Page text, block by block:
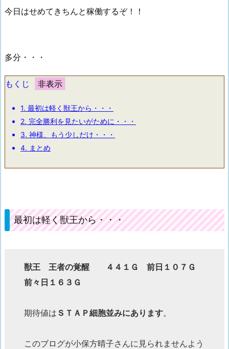
今日はせめてきちんと稼働するぞ！！
多分・・・
もくじ
1. 最初は軽く獣王から・・・
2. 完全勝利を見たいがために・・・
3. 神様、もう少しだけ・・・
4. まとめ
最初は軽く獣王から・・・
獣王 王者の覚醒 ４４１Ｇ 前日１０７Ｇ
前々日１６３Ｇ
期待値は ＳＴＡＰ細胞並みにあります。
このブログが小保方晴子さんに見られませんよう